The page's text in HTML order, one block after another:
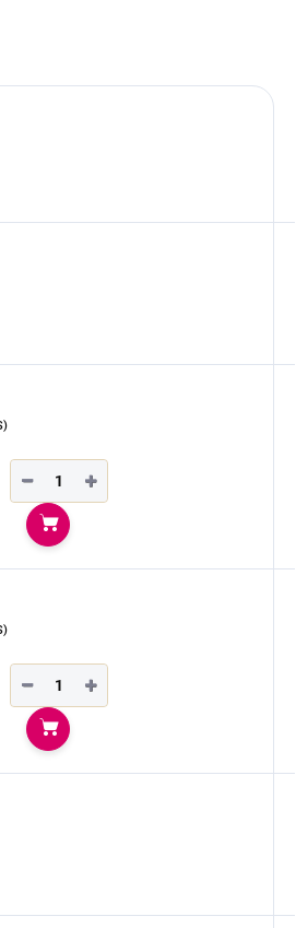
+
−
Do košíka
+
−
Do košíka